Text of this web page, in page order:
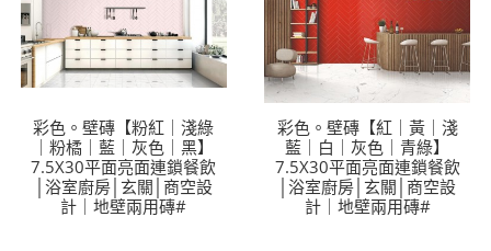
號約10分鐘
原Line已滿 無法加Line好友 請親愛的客戶加入
LINE官方帳號@a0975005573
彩色。壁磚【粉紅｜淺綠
｜粉橘｜藍｜灰色｜黑】
7.5X30平面亮面連鎖餐飲
│浴室廚房│玄關│商空設
計｜地壁兩用磚#
彩色。壁磚【紅｜黃｜淺
藍｜白｜灰色｜青綠】
7.5X30平面亮面連鎖餐飲
│浴室廚房│玄關│商空設
計｜地壁兩用磚#